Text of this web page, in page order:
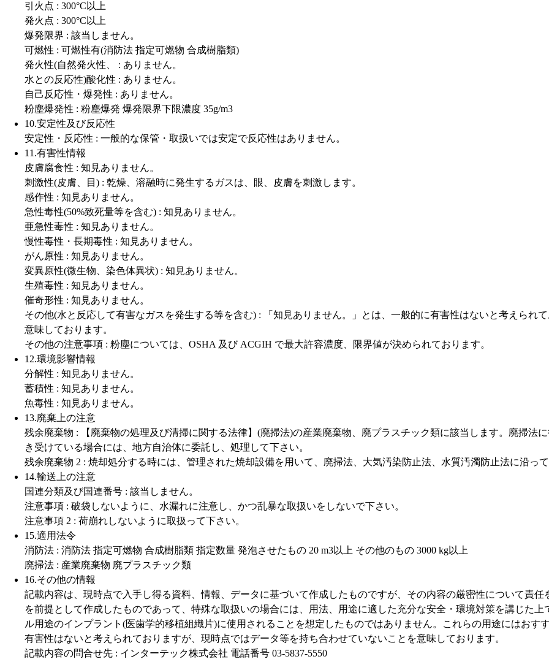
引火点 : 300°C以上
発火点 : 300°C以上
爆発限界 : 該当しません。
可燃性 : 可燃性有(消防法 指定可燃物 合成樹脂類)
発火性(自然発火性、 : ありません。
水との反応性)酸化性 : ありません。
自己反応性・爆発性 : ありません。
粉塵爆発性 : 粉塵爆発 爆発限界下限濃度 35g/m3
10.安定性及び反応性
安定性・反応性 : 一般的な保管・取扱いでは安定で反応性はありません。
11.有害性情報
皮膚腐食性 : 知見ありません。
刺激性(皮膚、目) : 乾燥、溶融時に発生するガスは、眼、皮膚を刺激します。
感作性 : 知見ありません。
急性毒性(50%致死量等を含む) : 知見ありません。
亜急性毒性 : 知見ありません。
慢性毒性・長期毒性 : 知見ありません。
がん原性 : 知見ありません。
変異原性(微生物、染色体異状) : 知見ありません。
生殖毒性 : 知見ありません。
催奇形性 : 知見ありません。
その他(水と反応して有害なガスを発生する等を含む) : 「知見ありません。」とは、一般的に有害性はないと考えられ
意味しております。
その他の注意事項 : 粉塵については、OSHA 及び ACGIH で最大許容濃度、限界値が決められております。
12.環境影響情報
分解性 : 知見ありません。
蓄積性 : 知見ありません。
魚毒性 : 知見ありません。
13.廃棄上の注意
残余廃棄物 : 【廃棄物の処理及び清掃に関する法律】(廃掃法)の産業廃棄物、廃プラスチック類に該当します。廃掃法
き受けている場合には、地方自治体に委託し、処理して下さい。
残余廃棄物 2 : 焼却処分する時には、管理された焼却設備を用いて、廃掃法、大気汚染防止法、水質汚濁防止法に沿って
14.輸送上の注意
国連分類及び国連番号 : 該当しません。
注意事項 : 破袋しないように、水漏れに注意し、かつ乱暴な取扱いをしないで下さい。
注意事項 2 : 荷崩れしないように取扱って下さい。
15.適用法令
消防法 : 消防法 指定可燃物 合成樹脂類 指定数量 発泡させたもの 20 m3以上 その他のもの 3000 kg以上
廃掃法 : 産業廃棄物 廃プラスチック類
16.その他の情報
記載内容は、現時点で入手し得る資料、情報、データに基づいて作成したものですが、その内容の厳密性について責
を前提として作成したものであって、特殊な取扱いの場合には、用法、用途に適した充分な安全・環境対策を講じた
ル用途のインプラント(医歯学的移植組織片)に使用されることを想定したものではありません。これらの用途にはおす
有害性はないと考えられておりますが、現時点ではデータ等を持ち合わせていないことを意味しております。
記載内容の問合せ先 : インターテック株式会社 電話番号 03-5837-5550